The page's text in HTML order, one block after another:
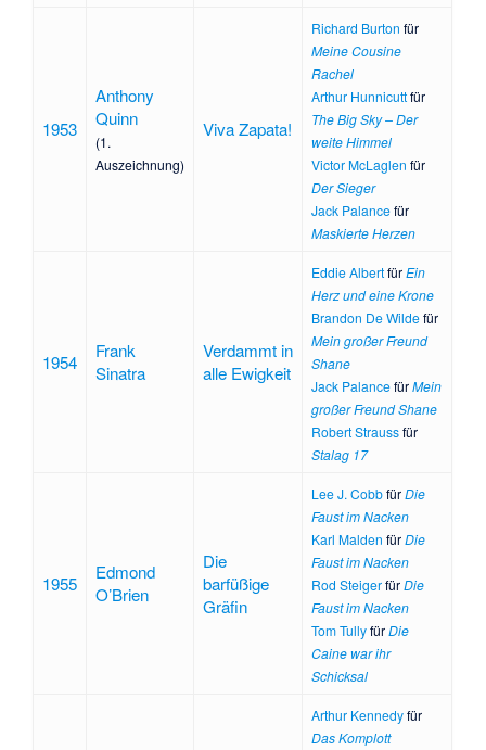
1953
Anthony
Quinn
(1.
Auszeichnung)
Viva Zapata!
Richard Burton für
Meine Cousine
Rachel
Arthur Hunnicuttfür
The Big Sky – Der
weite Himmel
Victor McLaglen für
Der Sieger
Jack Palancefür
Maskierte Herzen
1954
Frank
Sinatra
Verdammt in
alle Ewigkeit
Eddie AlbertfürEin
Herz und eine Krone
Brandon De Wildefür
Mein großer Freund
Shane
Jack PalancefürMein
großer Freund Shane
Robert Straussfür
Stalag 17
1955
Edmond
O’Brien
Die
barfüßige
Gräfin
Lee J. CobbfürDie
Faust im Nacken
Karl Malden fürDie
Faust im Nacken
Rod SteigerfürDie
Faust im Nacken
Tom TullyfürDie
Caine war ihr
Schicksal
Arthur Kennedyfür
Das Komplott